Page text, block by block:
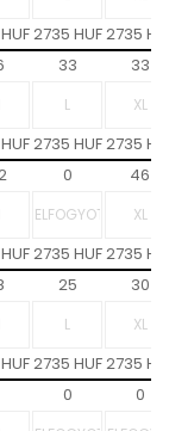
2735 HUF2735
33
33
2735 HUF2735
0
46
2735 HUF2735
25
30
2735 HUF2735
0
0